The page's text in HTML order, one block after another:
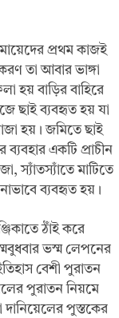
প্রথম কাজই
তা আবার ভাঙ্গা
হয় বাড়ির বাহিরে
ছাই ব্যবহৃত হয় যা
হয়। জমিতে ছাই
একটি প্রাচীন
স্যাঁতস্যাঁতে মাটিতে
ব্যবহৃত হয়।
ঠাঁই করে
ভস্ম লেপনের
বেশী পুরাতন
পুরাতন নিয়মে
দানিয়েলের পুস্তকের